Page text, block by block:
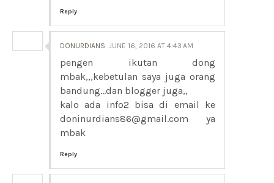
Reply
DONURDIANS JUNE 16, 2016 AT 4:43 AM
pengen ikutan dong
mbak,,,kebetulan saya juga orang
bandung...dan blogger juga,,
kalo ada info2 bisa di email ke
doninurdians86@gmail.com ya
mbak
Reply